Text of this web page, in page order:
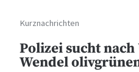
Kurznachrichten
Polizei sucht
Wendel